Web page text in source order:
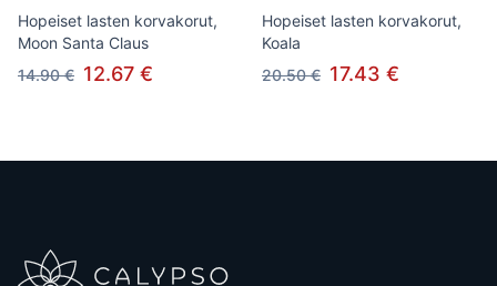
Hopeiset lasten korvakorut,
Moon Santa Claus
14.90 € 12.67 €
Hopeiset lasten korvakorut,
Koala
20.50 € 17.43 €